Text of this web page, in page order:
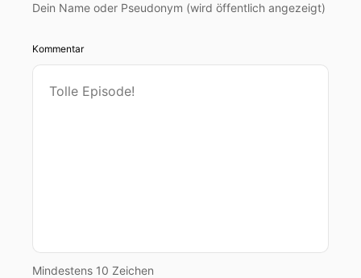
Dein Name oder Pseudonym (wird öffentlich angezeigt)
Kommentar
Mindestens 10 Zeichen